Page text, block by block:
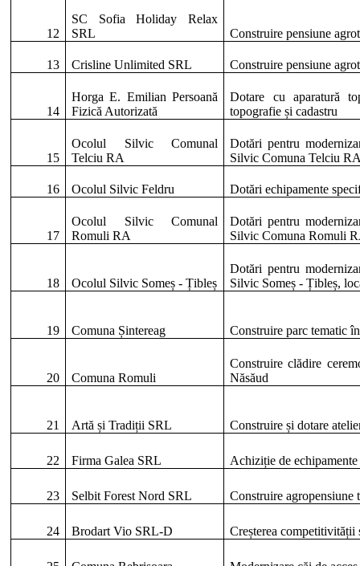
12
SC Sofia Holiday Relax
SRL
Construire pensiune
13 Crisline Unlimited SRL Construire pensiune
14
Horga E. Emilian Persoană
Fizică Autorizată
Dotare cu aparatură
topografie și cadastru
15
Ocolul Silvic
Comunal
Telciu RA
Dotări pentru
Silvic Comuna Telciu
16 Ocolul Silvic Feldru Dotări echipamente
17
Ocolul Silvic
Comunal
Romuli RA
Dotări pentru
Silvic Comuna Romuli
18 Ocolul Silvic Someș -Țibleș
Dotări pentru
Silvic Someș -Țibleș,
19 Comuna Șintereag Construire parc tematic
20 Comuna Romuli
Construire clădire
Năsăud
21 Artă și Tradiții SRL Construire și dotare
22 Firma Galea SRL Achiziție de
23 Selbit Forest Nord SRL Construire
24 Brodart Vio SRL-D Creșterea